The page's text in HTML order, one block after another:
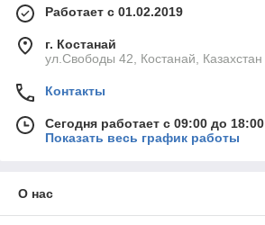
Работает с 01.02.2019
г. Костанай
ул.Свободы 42, Костанай, Казахстан
Контакты
Сегодня работает с 09:00 до 18:00
Показать весь график работы
О нас